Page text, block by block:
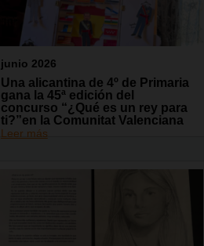
junio 2026
Una alicantina de 4º de Primaria
gana la 45ª edición del
concurso “¿Qué es un rey para
ti?”en la Comunitat Valenciana
Leer más